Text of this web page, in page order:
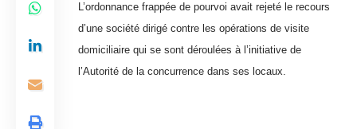
L’ordonnance frappée de pourvoi avait rejeté le recours
d’une société dirigé contre les opérations de visite
domiciliaire qui se sont déroulées à l’initiative de
l’Autorité de la concurrence dans ses locaux.